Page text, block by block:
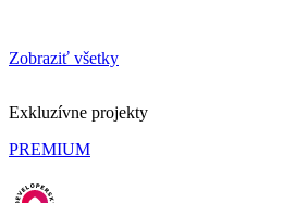
Zobraziť všetky
Exkluzívne projekty
PREMIUM